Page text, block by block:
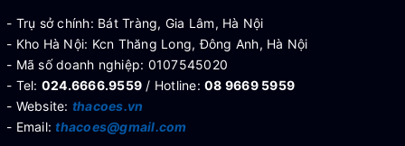
- Trụ sở chính: Bát Tràng, Gia Lâm, Hà Nội
- Kho Hà Nội: Kcn Thăng Long, Đông Anh, Hà Nội
- Mã số doanh nghiệp: 0107545020
- Tel: 024.6666.9559 / Hotline: 08 9669 5959
- Website: thacoes.vn
- Email:thacoes@gmail.com